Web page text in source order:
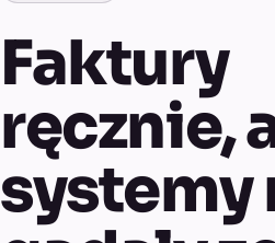
Faktury
ręcznie,
systemy